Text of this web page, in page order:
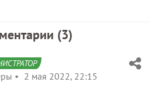
(3)
2 мая 2022, 22:15